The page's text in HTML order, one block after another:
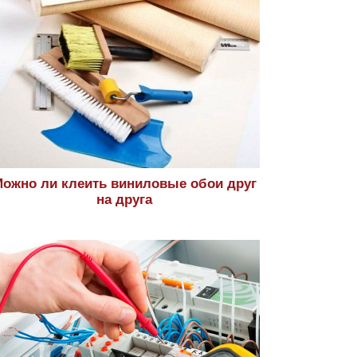
ли клеить виниловые обои друг
на друга